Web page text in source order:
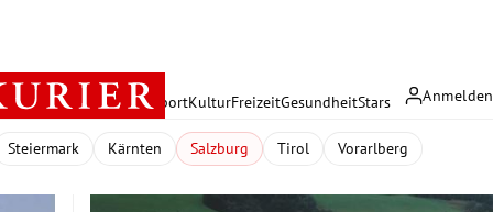
Anmelden
PolitikWirtschaft SportKulturFreizeitGesundheitStars
Steiermark Kärnten Salzburg Tirol Vorarlberg